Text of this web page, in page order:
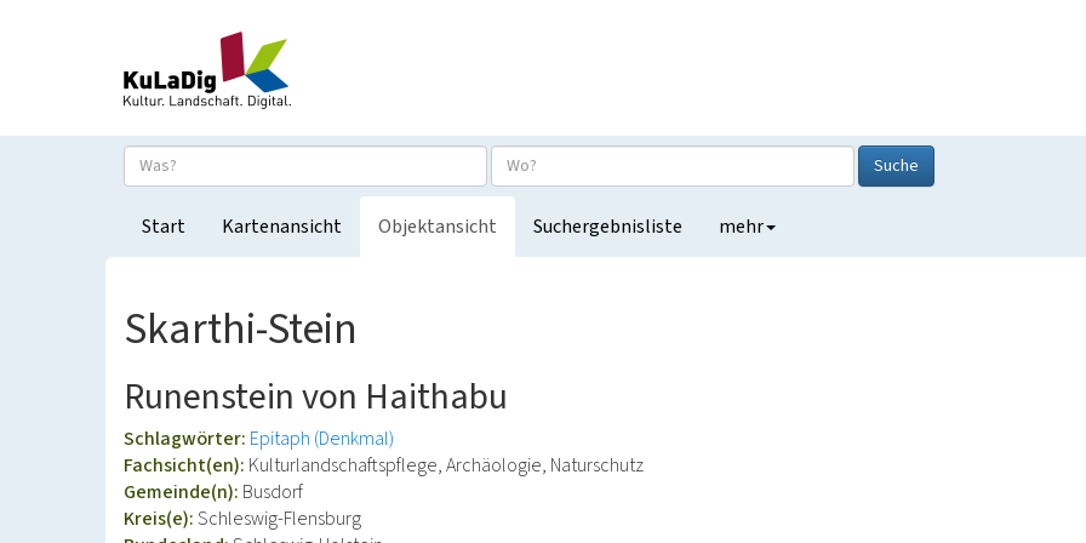
Suche
Start Kartenansicht Objektansicht Suchergebnisliste mehr
Skarthi-Stein
Runenstein von Haithabu
Schlagwörter: Epitaph (Denkmal)
Fachsicht(en): Kulturlandschaftspflege, Archäologie, Naturschutz
Gemeinde(n): Busdorf
Kreis(e):Schleswig-Flensburg